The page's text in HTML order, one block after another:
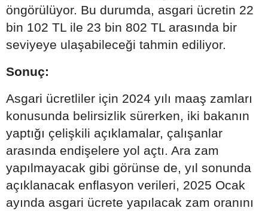
öngörülüyor. Bu durumda, asgari ücretin 22
bin 102 TL ile 23 bin 802 TL arasında bir
seviyeye ulaşabileceği tahmin ediliyor.
Sonuç:
Asgari ücretliler için 2024 yılı maaş zamları
konusunda belirsizlik sürerken, iki bakanın
yaptığı çelişkili açıklamalar, çalışanlar
arasında endişelere yol açtı. Ara zam
yapılmayacak gibi görünse de, yıl sonunda
açıklanacak enflasyon verileri, 2025 Ocak
ayında asgari ücrete yapılacak zam oranını